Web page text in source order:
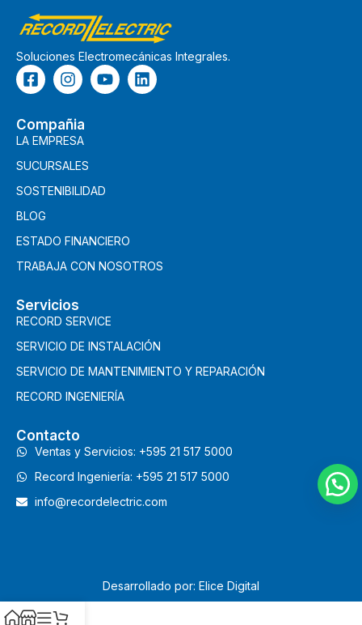
Soluciones Electromecánicas Integrales.
Compañia
LA EMPRESA
SUCURSALES
SOSTENIBILIDAD
BLOG
ESTADO FINANCIERO
TRABAJA CON NOSOTROS
Servicios
RECORD SERVICE
SERVICIO DE INSTALACIÓN
SERVICIO DE MANTENIMIENTO Y REPARACIÓN
RECORD INGENIERÍA
Contacto
Ventas y Servicios: +595 21 517 5000
Record Ingeniería: +595 21 517 5000
info@recordelectric.com
Desarrollado por: Elice Digital